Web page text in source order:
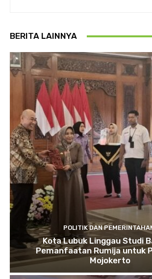
BERITA LAINNYA
POLITIK DAN
Kota Lubuk Linggau Studi
Pemanfaatan Rumija untuk
Mojokerto